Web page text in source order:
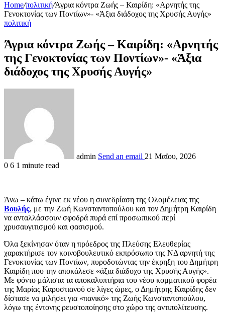
Home/πολιτική/Άγρια κόντρα Ζωής – Καιρίδη: «Αρνητής της
Γενοκτονίας των Ποντίων»- «Άξια διάδοχος της Χρυσής Αυγής»
πολιτική
Άγρια κόντρα Ζωής – Καιρίδη: «Αρνητής
της Γενοκτονίας των Ποντίων»- «Άξια
διάδοχος της Χρυσής Αυγής»
admin Send an email 21 Μαΐου, 2026
0 6 1 minute read
Άνω – κάτω έγινε εκ νέου η συνεδρίαση της Ολομέλειας της
Βουλής, με την Ζωή Κωνσταντοπούλου και τον Δημήτρη Καιρίδη
να ανταλλάσσουν σφοδρά πυρά επί προσωπικού περί
χρυσαυγιτισμού και φασισμού.
Όλα ξεκίνησαν όταν η πρόεδρος της Πλεύσης Ελευθερίας
χαρακτήρισε τον κοινοβουλευτικό εκπρόσωπο της ΝΔ αρνητή της
Γενοκτονίας των Ποντίων, πυροδοτώντας την έκρηξη του Δημήτρη
Καιρίδη που την αποκάλεσε «άξια διάδοχο της Χρυσής Αυγής».
Με φόντο μάλιστα τα αποκαλυπτήρια του νέου κομματικού φορέα
της Μαρίας Καρυστιανού σε λίγες ώρες, ο Δημήτρης Καιρίδης δεν
δίστασε να μιλήσει για «πανικό» της Ζωής Κωνσταντοπούλου,
λόγω της έντονης ρευστοποίησης στο χώρο της αντιπολίτευσης.